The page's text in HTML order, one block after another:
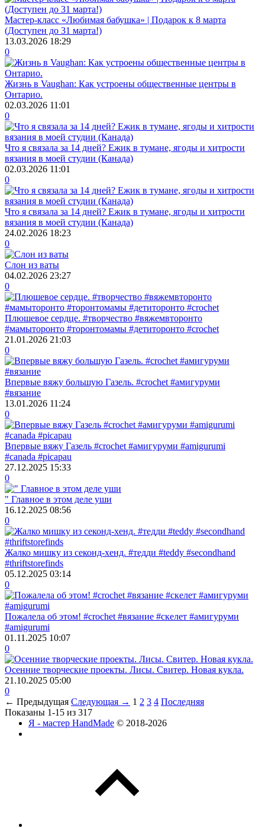
Мастер-класс «Любимая бабушка» | Подарок к 8 марта
(Доступен до 31 марта!)
13.03.2026 18:29
0
Жизнь в Vaughan: Как устроены общественные центры в
Онтарио.
02.03.2026 11:01
0
Что я связала за 14 дней? Ежик в тумане, ягоды и хитрости
вязания в моей студии (Канада)
02.03.2026 11:01
0
Что я связала за 14 дней? Ежик в тумане, ягоды и хитрости
вязания в моей студии (Канада)
24.02.2026 18:23
0
Слон из ваты
04.02.2026 23:27
0
Плюшевое сердце. #творчество #вяжемвторонто
#мамыторонто #торонтомамы #детиторонто #crochet
21.01.2026 21:03
0
Впервые вяжу большую Газель. #crochet #амигуруми
#вязание
13.01.2026 11:24
0
Впервые вяжу Газель #crochet #амигуруми #amigurumi
#canada #picapau
27.12.2025 15:33
0
" Главное в этом деле уши
16.12.2025 08:56
0
Жалко мишку из секонд-хенд. #тедди #teddy #secondhand
#thriftstorefinds
05.12.2025 03:14
0
Пожалела об этом! #crochet #вязание #скелет #амигуруми
#amigurumi
01.11.2025 10:07
0
Осенние творческие проекты. Лисы. Свитер. Новая кукла.
21.10.2025 05:00
0
← Предыдущая Следующая → 1 2 3 4 Последняя
Показаны 1-15 из 317
Я - мастер HandMade © 2018-2026